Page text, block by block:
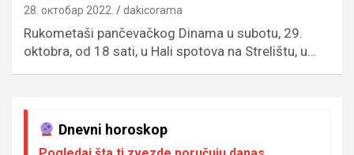
28. октобар 2022. dakicorama
Rukometaši pančevačkog Dinama u subotu, 29.
oktobra, od 18 sati, u Hali spotova na Strelištu, u…
Dnevni horoskop